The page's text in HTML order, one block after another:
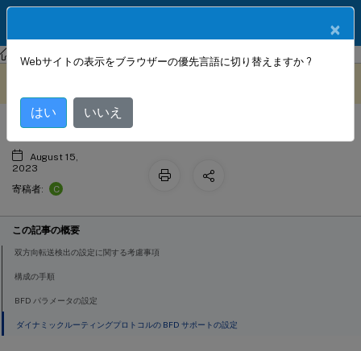
NetScaler NetScaler 13.1 ネットワーク
双方向転送検出の構成
August 15,
2023
寄稿者:
C
この記事の概要
双方向転送検出の設定に関する考慮事項
構成の手順
BFD パラメータの設定
ダイナミックルーティングプロトコルの BFD サポートの設定
×
Webサイトの表示をブラウザーの優先言語に切り替えますか ?
はい いいえ